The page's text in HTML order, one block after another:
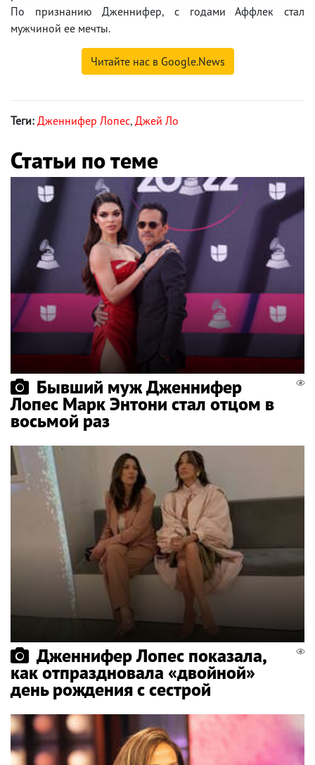
По признанию Дженнифер, с годами Аффлек стал
мужчиной ее мечты.
Читайте нас в Google.News
Теги: Дженнифер Лопес, Джей Ло
Статьи по теме
Бывший муж Дженнифер
Лопес Марк Энтони стал отцом в
восьмой раз
Дженнифер Лопес показала,
как отпраздновала «двойной»
день рождения с сестрой